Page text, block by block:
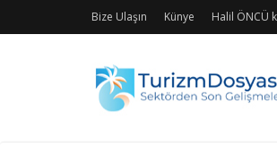
Bize Ulaşın Künye Halil ÖNCÜ